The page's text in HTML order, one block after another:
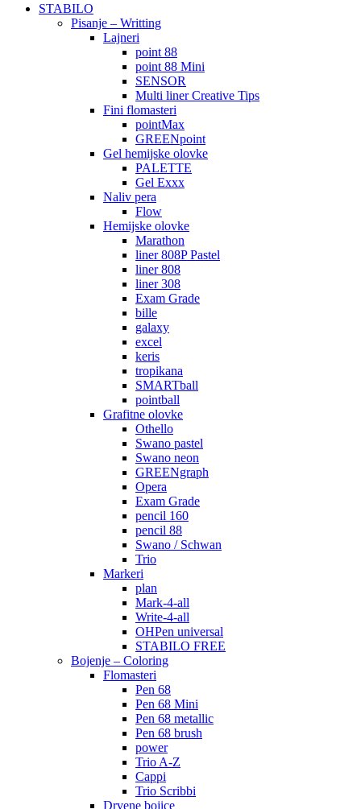
STABILO
Pisanje – Writting
Lajneri
point 88
point 88 Mini
SENSOR
Multi liner Creative Tips
Fini flomasteri
pointMax
GREENpoint
Gel hemijske olovke
PALETTE
Gel Exxx
Naliv pera
Flow
Hemijske olovke
Marathon
liner 808P Pastel
liner 808
liner 308
Exam Grade
bille
galaxy
excel
keris
tropikana
SMARTball
pointball
Grafitne olovke
Othello
Swano pastel
Swano neon
GREENgraph
Opera
Exam Grade
pencil 160
pencil 88
Swano / Schwan
Trio
Markeri
plan
Mark-4-all
Write-4-all
OHPen universal
STABILO FREE
Bojenje – Coloring
Flomasteri
Pen 68
Pen 68 Mini
Pen 68 metallic
Pen 68 brush
power
Trio A-Z
Cappi
Trio Scribbi
Drvene bojice